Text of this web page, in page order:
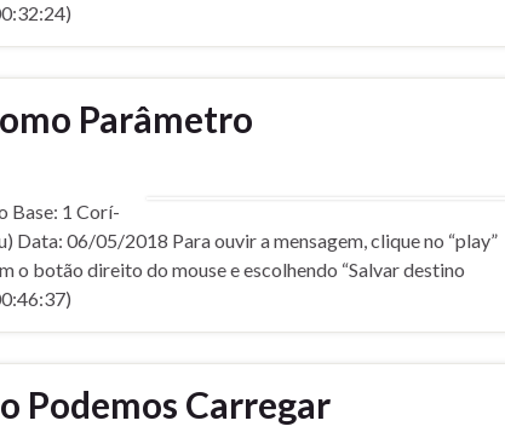
Parâmetro
Base: 1 Corí­
Data: 06/05/2018 Para ouvir a mensagem, clique no “play”
o botão direito do mouse e escolhendo “Salvar destino
Podemos Carregar